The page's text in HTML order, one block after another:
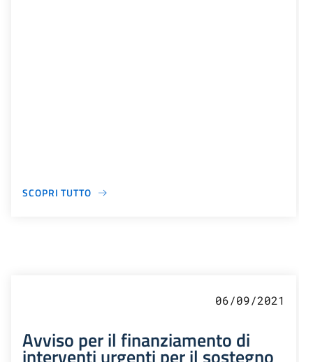
SCOPRI TUTTO
06/09/2021
Avviso per il finanziamento di